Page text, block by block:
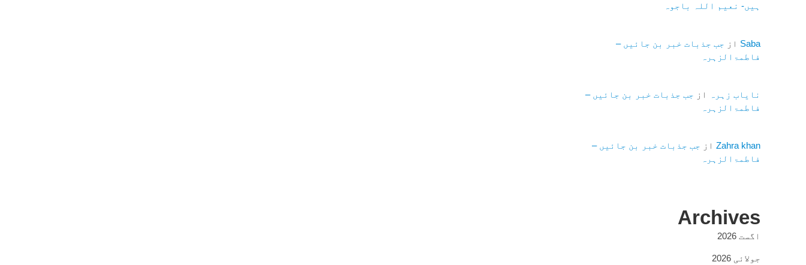
ہیں- نعیم اللہ باجوہ
Saba از جب جذبات خبر بن جائیں –
فاطمۃالزہرہ
نایاب زہرہ از جب جذبات خبر بن جائیں –
فاطمۃالزہرہ
Zahra khanاز جب جذبات خبر بن جائیں –
فاطمۃالزہرہ
Archives
اگست 2026
جولائی 2026